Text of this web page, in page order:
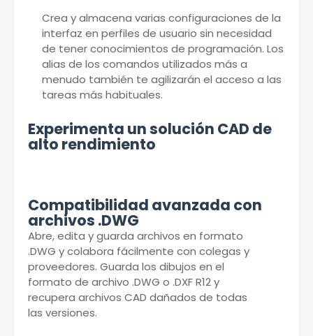
Crea y almacena varias configuraciones de la
interfaz en perfiles de usuario sin necesidad
de tener conocimientos de programación. Los
alias de los comandos utilizados más a
menudo también te agilizarán el acceso a las
tareas más habituales.
Experimenta un solución CAD de
alto rendimiento
Compatibilidad avanzada con
archivos .DWG
Abre, edita y guarda archivos en formato
.DWG y colabora fácilmente con colegas y
proveedores. Guarda los dibujos en el
formato de archivo .DWG o .DXF R12 y
recupera archivos CAD dañados de todas
las versiones.